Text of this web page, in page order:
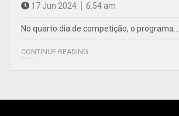
17 Jun 2024 6.54 am
No quarto dia de competição, o programa…
CONTINUE READING